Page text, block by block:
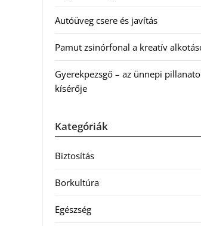
Autóüveg csere és javítás
Pamut zsinórfonal a kreatív
Gyerekpezsgő – az ünnepi
kísérője
Kategóriák
Biztosítás
Borkultúra
Egészség